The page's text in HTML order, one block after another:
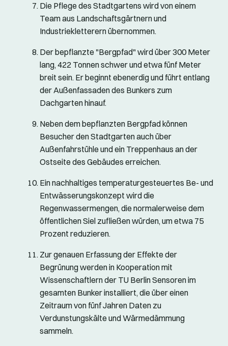
Die Pflege des Stadtgartens wird von einem
Team aus Landschaftsgärtnern und
Industriekletterern übernommen.
Der bepflanzte "Bergpfad" wird über 300 Meter
lang, 422 Tonnen schwer und etwa fünf Meter
breit sein. Er beginnt ebenerdig und führt entlang
der Außenfassaden des Bunkers zum
Dachgarten hinauf.
Neben dem bepflanzten Bergpfad können
Besucher den Stadtgarten auch über
Außenfahrstühle und ein Treppenhaus an der
Ostseite des Gebäudes erreichen.
Ein nachhaltiges temperaturgesteuertes Be- und
Entwässerungskonzept wird die
Regenwassermengen, die normalerweise dem
öffentlichen Siel zufließen würden, um etwa 75
Prozent reduzieren.
Zur genauen Erfassung der Effekte der
Begrünung werden in Kooperation mit
Wissenschaftlern der TU Berlin Sensoren im
gesamten Bunker installiert, die über einen
Zeitraum von fünf Jahren Daten zu
Verdunstungskälte und Wärmedämmung
sammeln.